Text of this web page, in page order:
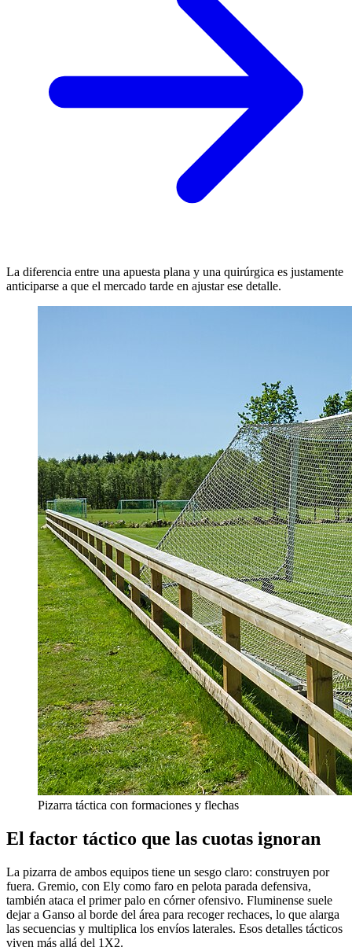
La diferencia entre una apuesta plana y una quirúrgica es justamente
anticiparse a que el mercado tarde en ajustar ese detalle.
Pizarra táctica con formaciones y flechas
El factor táctico que las cuotas ignoran
La pizarra de ambos equipos tiene un sesgo claro: construyen por
fuera. Gremio, con Ely como faro en pelota parada defensiva,
también ataca el primer palo en córner ofensivo. Fluminense suele
dejar a Ganso al borde del área para recoger rechaces, lo que alarga
las secuencias y multiplica los envíos laterales. Esos detalles tácticos
viven más allá del 1X2.